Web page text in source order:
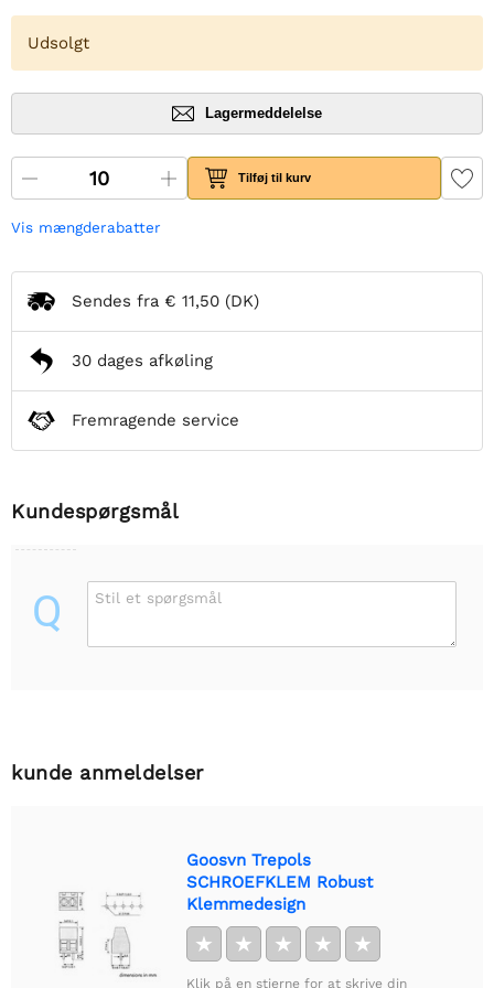
Udsolgt
Lagermeddelelse
Tilføj til kurv
Vis mængderabatter
Sendes fra € 11,50 (DK)
30 dages afkøling
Fremragende service
Kundespørgsmål
Q Stil et spørgsmål
kunde anmeldelser
Goosvn Trepols
SCHROEFKLEM Robust
Klemmedesign
★ ★ ★ ★ ★
Klik på en stjerne for at skrive din